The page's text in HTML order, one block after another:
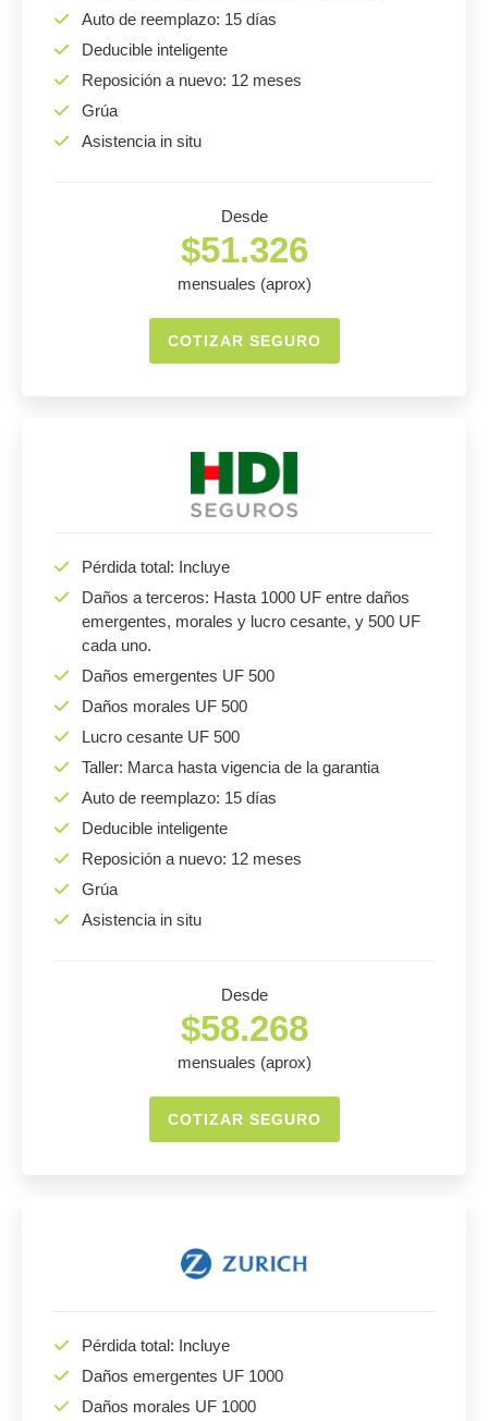
Auto de reemplazo: 15 días
Deducible inteligente
Reposición a nuevo: 12 meses
Grúa
Asistencia in situ
Desde
$51.326
mensuales (aprox)
COTIZAR SEGURO
Pérdida total: Incluye
Daños a terceros: Hasta 1000 UF entre daños
emergentes, morales y lucro cesante, y 500 UF
cada uno.
Daños emergentes UF 500
Daños morales UF 500
Lucro cesante UF 500
Taller: Marca hasta vigencia de la garantia
Auto de reemplazo: 15 días
Deducible inteligente
Reposición a nuevo: 12 meses
Grúa
Asistencia in situ
Desde
$58.268
mensuales (aprox)
COTIZAR SEGURO
Pérdida total: Incluye
Daños emergentes UF 1000
Daños morales UF 1000